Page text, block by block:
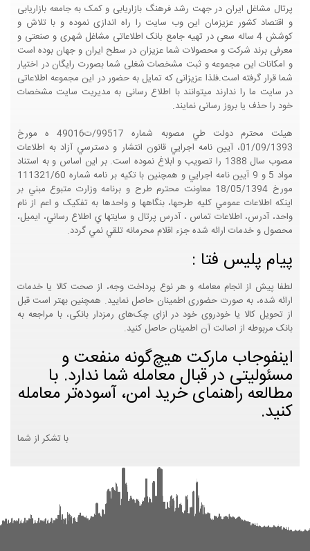
پرتال مشاغل ایران در جهت رشد فرهنگ بازاریابی و کمک به جامعه بازاریابی
و اقتصاد کشور عزیزمان این وب سایت را راه اندازی نموده و با تلاش و
کوشش 4 ساله سعی در تهیه جامع بانک اطلاعاتی مشاغل شهری و صنعتی و
معرفی برند شرکت و محصولات شما عزیزان در سطح ایران و جهان بوده است
و امکانات این مجموعه و ثبت مشخصات شغلی شما بصورت رایگان در اختیار
شما قرار گرفته است.فلذا عزیزانی که تمایل به حضور در این مجموعه اطلاعاتی
در سایت ما را ندارند میتوانند با اطلاع رسانی به مدیریت سایت مشخصات
خود را حذف یا بروز رسانی نمایند.
هيئت محترم دولت طي مصوبه شماره 99517/ت49016 ه مورخ
01/09/1393، آيين نامه اجرايي قانون انتشار و دسترسي آزاد به اطلاعات
مصوب سال 1388 را تصويب و ابلاغ نموده است. بر اين اساس و به استناد
مواد 5 و 9 آيين نامه اجرايي و همچنين با تکيه بر نامه شماره 111321/60
مورخ 18/05/1394 معاونت محترم طرح و برنامه وزارت متبوع مبني بر
اينکه اطلاعات عمومي کليه طرحها، بنگاهها و واحدها به تفکيک و اعم از نام
واحد، آدرس، اطلاعات تماس ، آدرس پرتال و سايتها ي اطلاع رساني، ايميل،
محصول و خدمات ارائه شده جزء اقلام محرمانه تلقي نمي گردد.
پیام پلیس فتا :
لطفا پیش از انجام معامله و هر نوع پرداخت وجه، از صحت کالا یا خدمات
ارائه شده، به صورت حضوری اطمینان حاصل نمایید. همچنین بهتر است قبل
از تحویل کالا یا خودروی خود در ازای چک‌های رمزدار بانکی، با مراجعه به
بانک مربوطه از اصالت آن اطمینان حاصل کنید.
اینفوجاب مارکت هیچ‌گونه منفعت و
مسئولیتی در قبال معامله شما ندارد. با
مطالعه راهنمای خرید امن، آسوده‌تر معامله
کنید.
با تشکر از شما